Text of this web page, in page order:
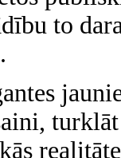
to